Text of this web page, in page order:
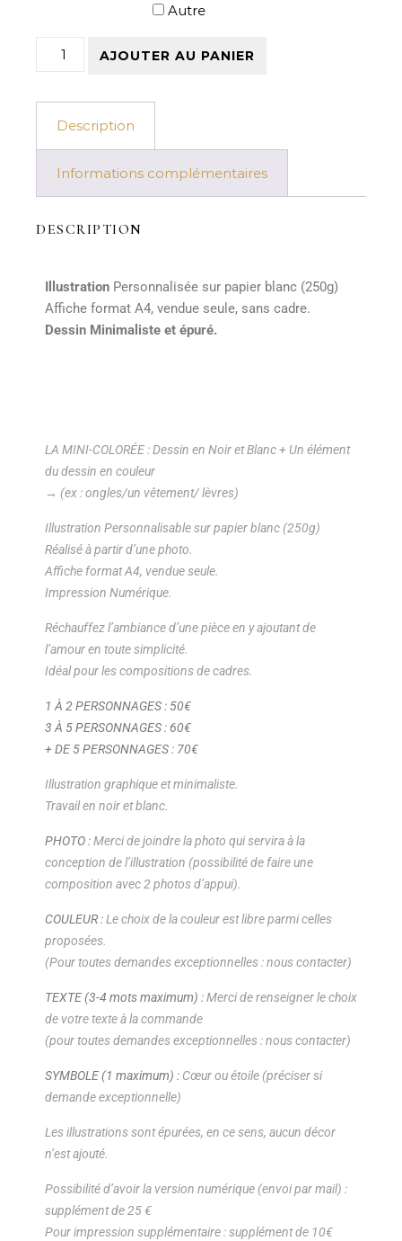
Autre
AJOUTER AU PANIER
Description
Informations complémentaires
DESCRIPTION
Illustration Personnalisée sur papier blanc (250g)
Affiche format A4, vendue seule, sans cadre.
Dessin Minimaliste et épuré.
LA MINI-COLORÉE : Dessin en Noir et Blanc + Un élément
du dessin en couleur
→ (ex : ongles/un vêtement/ lèvres)
Illustration Personnalisable sur papier blanc (250g)
Réalisé à partir d’une photo.
Affiche format A4, vendue seule.
Impression Numérique.
Réchauffez l’ambiance d’une pièce en y ajoutant de
l’amour en toute simplicité.
Idéal pour les compositions de cadres.
1 À 2 PERSONNAGES : 50€
3 À 5 PERSONNAGES : 60€
+ DE 5 PERSONNAGES : 70€
Illustration graphique et minimaliste.
Travail en noir et blanc.
PHOTO :Merci de joindre la photo qui servira à la
conception de l’illustration (possibilité de faire une
composition avec 2 photos d’appui).
COULEUR :Le choix de la couleur est libre parmi celles
proposées.
(Pour toutes demandes exceptionnelles : nous contacter)
TEXTE (3-4 mots maximum) :Merci de renseigner le choix
de votre texte à la commande
(pour toutes demandes exceptionnelles : nous contacter)
SYMBOLE (1 maximum) : Cœur ou étoile (préciser si
demande exceptionnelle)
Les illustrations sont épurées, en ce sens, aucun décor
n’est ajouté.
Possibilité d’avoir la version numérique (envoi par mail) :
supplément de 25 €
Pour impression supplémentaire : supplément de 10€